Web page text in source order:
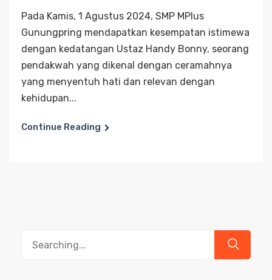
Pada Kamis, 1 Agustus 2024, SMP MPlus
Gunungpring mendapatkan kesempatan istimewa
dengan kedatangan Ustaz Handy Bonny, seorang
pendakwah yang dikenal dengan ceramahnya
yang menyentuh hati dan relevan dengan
kehidupan...
Continue Reading